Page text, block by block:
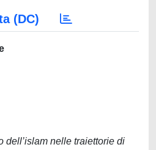
(DC)
dell’islam nelle traiettorie di